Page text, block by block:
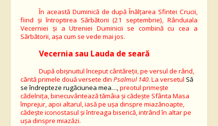
În această Duminică de după Înălțarea Sfintei Crucii,
fiind și întroptirea Sărbătorii (21 septembrie), Rânduiala
Vecerniei și a Utreniei Duminicii se combină cu cea a
Sărbătorii, așa cum se vede mai jos.
Vecernia sau Lauda de seară
După obișnuitul început cântăreții, pe versul de rând,
cântă primele două versete dinPsalmul 140. La versetulSă
se îndrepteze rugăciunea mea…,preotul primește
cădelnița, binecuvântează tămâia și cădește Sfânta Masa
împrejur, apoi altarul, iasă pe ușa dinspre miazănoapte,
cădește iconostasul și întreaga biserică, intrând în altar pe
ușa dinspre miazăzi.